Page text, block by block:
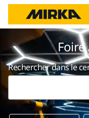
Rechercher dans le